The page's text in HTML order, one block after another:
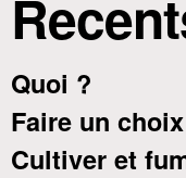
Quoi ?
Faire un
Cultiver et